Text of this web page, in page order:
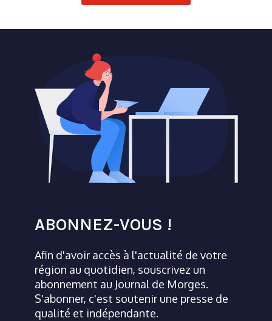
ABONNEZ-VOUS !
Afin d'avoir accès à l'actualité de votre
région au quotidien, souscrivez un
abonnement au Journal de Morges.
S'abonner, c'est soutenir une presse de
qualité et indépendante.